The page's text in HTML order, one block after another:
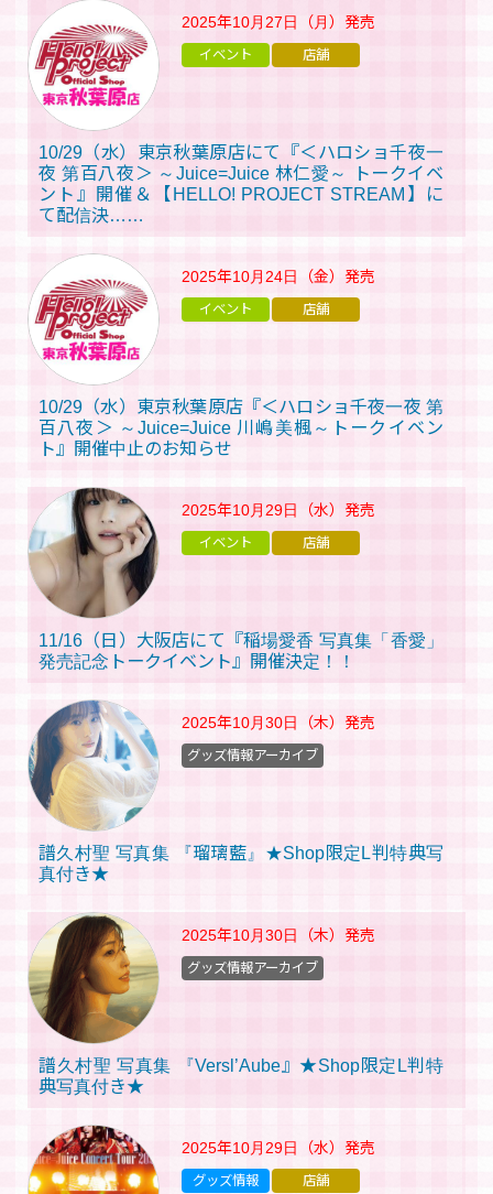
2025年10月27日（月） 発売
10/29（水）東京秋葉原店にて『＜ハロショ千夜一
夜 第百八夜＞ ～Juice=Juice 林仁愛～ トークイベ
ント』開催＆【HELLO! PROJECT STREAM】に
て配信決……
イベント 店舗
2025年10月24日（金） 発売
10/29（水）東京秋葉原店『＜ハロショ千夜一夜 第
百八夜＞ ～Juice=Juice 川嶋美楓～トークイベン
ト』開催中止のお知らせ
イベント 店舗
2025年10月29日（水） 発売
11/16（日）大阪店にて『稲場愛香 写真集「香愛」
発売記念トークイベント』開催決定！！
イベント 店舗
2025年10月30日（木） 発売
譜久村聖 写真集 『瑠璃藍』★Shop限定L判特典写
真付き★
グッズ情報アーカイブ
2025年10月30日（木） 発売
譜久村聖 写真集 『Versl’Aube』★Shop限定L判特
典写真付き★
グッズ情報アーカイブ
2025年10月29日（水） 発売
グッズ情報 店舗